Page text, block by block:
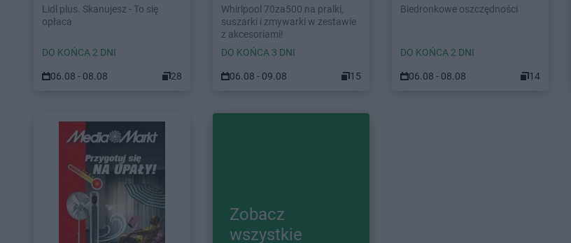
Lidl plus. Skanujesz - To się
opłaca
DO KOŃCA 2 DNI
06.08 - 08.08 28
Whirlpool 70za500 na pralki,
suszarki i zmywarki w zestawie
z akcesoriami!
DO KOŃCA 3 DNI
06.08 - 09.08 15
Biedronkowe oszczędności
DO KOŃCA 2 DNI
06.08 - 08.08 14
Zobacz
wszystkie